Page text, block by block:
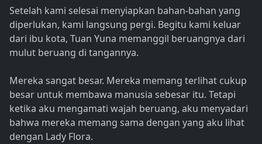
Setelah kami selesai menyiapkan bahan-bahan yang
diperlukan, kami langsung pergi. Begitu kami keluar
dari ibu kota, Tuan Yuna memanggil beruangnya dari
mulut beruang di tangannya.
Mereka sangat besar. Mereka memang terlihat cukup
besar untuk membawa manusia sebesar itu. Tetapi
ketika aku mengamati wajah beruang, aku menyadari
bahwa mereka memang sama dengan yang aku lihat
dengan Lady Flora.